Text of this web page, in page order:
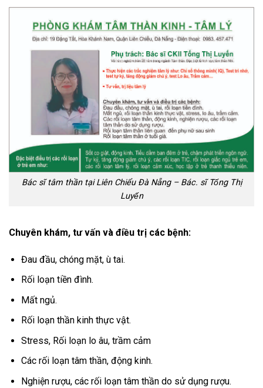
Bác sĩ tâm thần tại Liên Chiểu Đà Nẵng – Bác. sĩ Tống Thị
Luyến
Chuyên khám, tư vấn và điều trị các bệnh:
Đau đầu, chóng mặt, ù tai.
Rối loạn tiền đình.
Mất ngủ.
Rối loạn thần kinh thực vật.
Stress, Rối loạn lo âu, trầm cảm
Các rối loạn tâm thần, động kinh.
Nghiện rượu, các rối loạn tâm thần do sử dụng rượu.